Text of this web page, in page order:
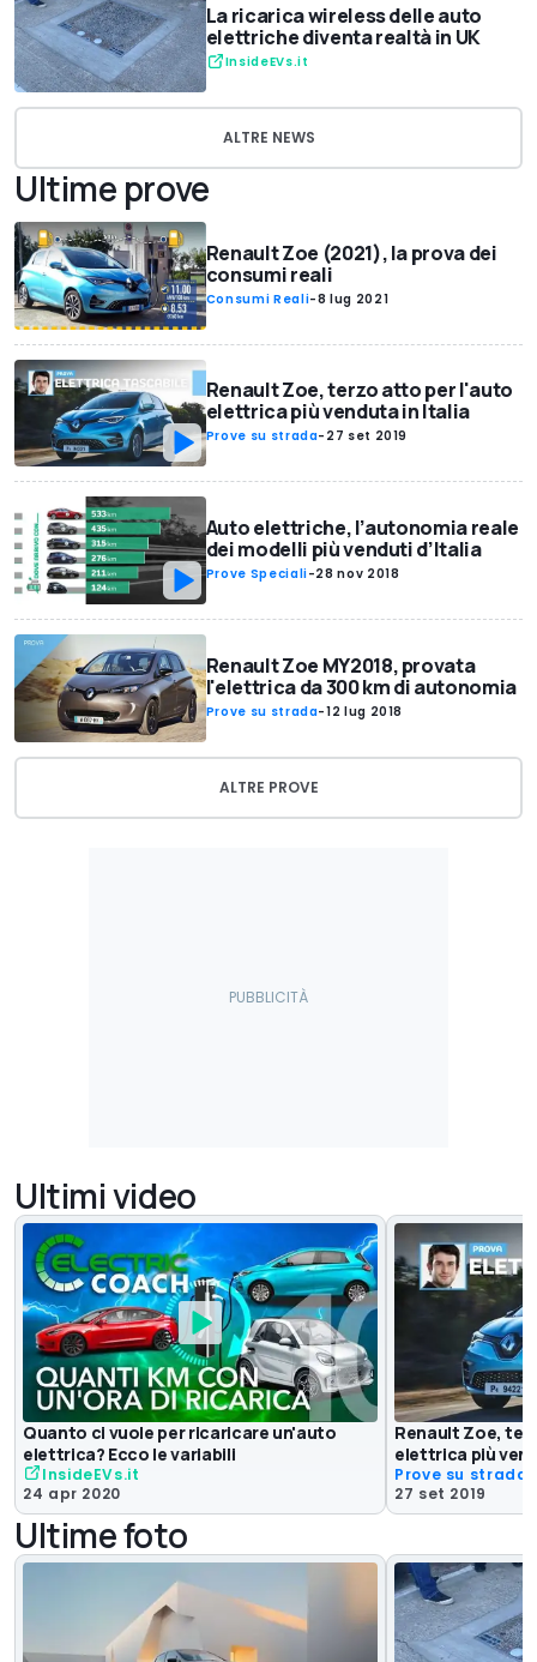
La ricarica wireless delle auto
elettriche diventa realtà in UK
InsideEVs.it
ALTRE NEWS
Ultime prove
Renault Zoe (2021), la prova dei
consumi reali
Consumi Reali-8 lug 2021
Renault Zoe, terzo atto per l'auto
elettrica più venduta in Italia
Prove su strada- 27 set 2019
Auto elettriche, l’autonomia reale
dei modelli più venduti d’Italia
Prove Speciali-28 nov 2018
Renault Zoe MY2018, provata
l'elettrica da 300 km di autonomia
Prove su strada-12 lug 2018
ALTRE PROVE
Ultimi video
Quanto ci vuole per ricaricare un'auto
elettrica? Ecco le variabili
InsideEVs.it
24 apr 2020
Renault Zoe,
elettrica più
Prove su strada
27 set 2019
Ultime foto